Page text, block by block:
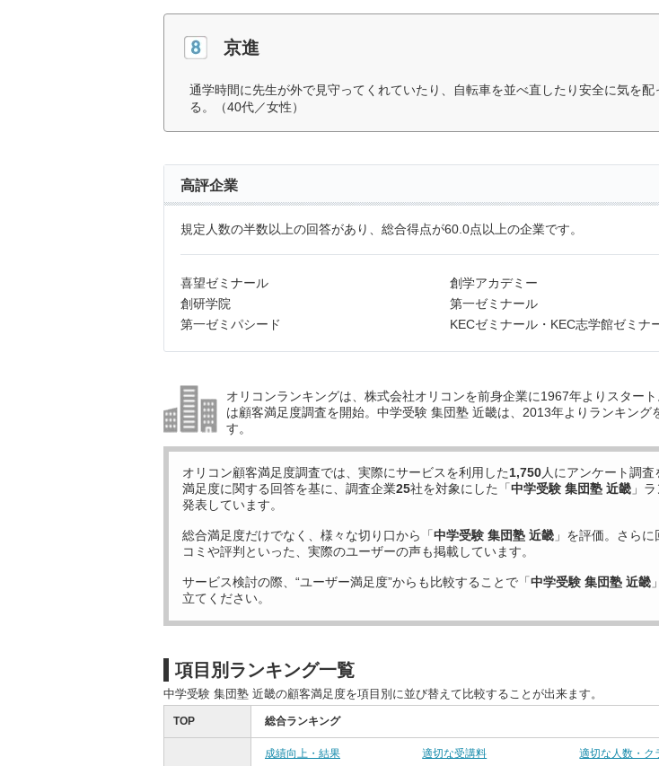
京進
通学時間に先生が外で見守ってくれていたり、自転車を並べ直したり安全に気を配
る。（40代／女性）
高評企業
規定人数の半数以上の回答があり、総合得点が60.0点以上の企業です。
喜望ゼミナール
創学アカデミー
創研学院
第一ゼミナール
第一ゼミパシード
KECゼミナール・KEC志学館ゼミナ
オリコンランキングは、株式会社オリコンを前身企業に1967年よりスター
は顧客満足度調査を開始。中学受験 集団塾 近畿は、2013年よりランキング
す。
オリコン顧客満足度調査では、実際にサービスを利用した1,750人にアンケート調査
満足度に関する回答を基に、調査企業25社を対象にした「中学受験 集団塾 近畿 」
発表しています。
総合満足度だけでなく、様々な切り口から「中学受験 集団塾 近畿 」を評価。さらに
コミや評判といった、実際のユーザーの声も掲載しています。
サービス検討の際、“ユーザー満足度”からも比較することで「中学受験 集団塾 近畿
立てください。
項目別ランキング一覧
中学受験 集団塾 近畿の顧客満足度を項目別に並び替えて比較することが出来ます。
TOP 総合ランキング
成績向上・結果 適切な受講料
適切な人数・ク